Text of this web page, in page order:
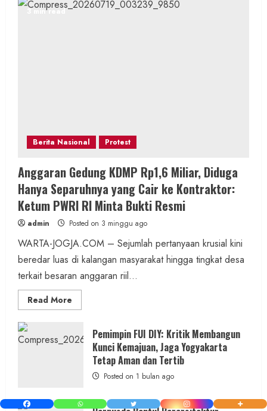
3 min read
Berita Nasional Protest
Anggaran Gedung KDMP Rp1,6 Miliar, Diduga
Hanya Separuhnya yang Cair ke Kontraktor:
Ketum PWRI RI Minta Bukti Resmi
admin Posted on 3 minggu ago
WARTA-JOGJA.COM – Sejumlah pertanyaan krusial kini
beredar luas di kalangan masyarakat hingga tingkat desa
terkait besaran anggaran riil...
Read More
more
Gedung
KDMP
Rp1,6
Miliar,
Diduga
Hanya
Separuhnya
Cair
ke
Pemimpin FUI DIY: Kritik Membangun
Kunci Kemajuan, Jaga Yogyakarta
Tetap Aman dan Tertib
Posted on 1 bulan ago